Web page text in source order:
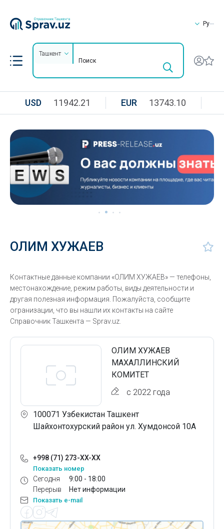
Ру
Ташкент
USD 11942.21 EUR 13743.10
ОЛИМ ХУЖАЕВ
Контактные данные компании «ОЛИМ ХУЖАЕВ» — телефоны,
местонахождение, режим работы, виды деятельности и
другая полезная информация. Пожалуйста, сообщите
огранизации, что вы нашли их контакты на сайте
Справочник Ташкента — Sprav.uz.
ОЛИМ ХУЖАЕВ
МАХАЛЛИНСКИЙ
КОМИТЕТ
с 2022 года
100071 Узбекистан Ташкент
Шайхонтохурский район ул. Хумдонсой 10А
+998 (71) 273-XX-XX
Показать номер
Сегодня
Перерыв
9:00 - 18:00
Нет информации
Показать e-mail